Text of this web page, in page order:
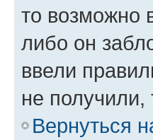
то возможно
либо он
ввели
не
Вернуться